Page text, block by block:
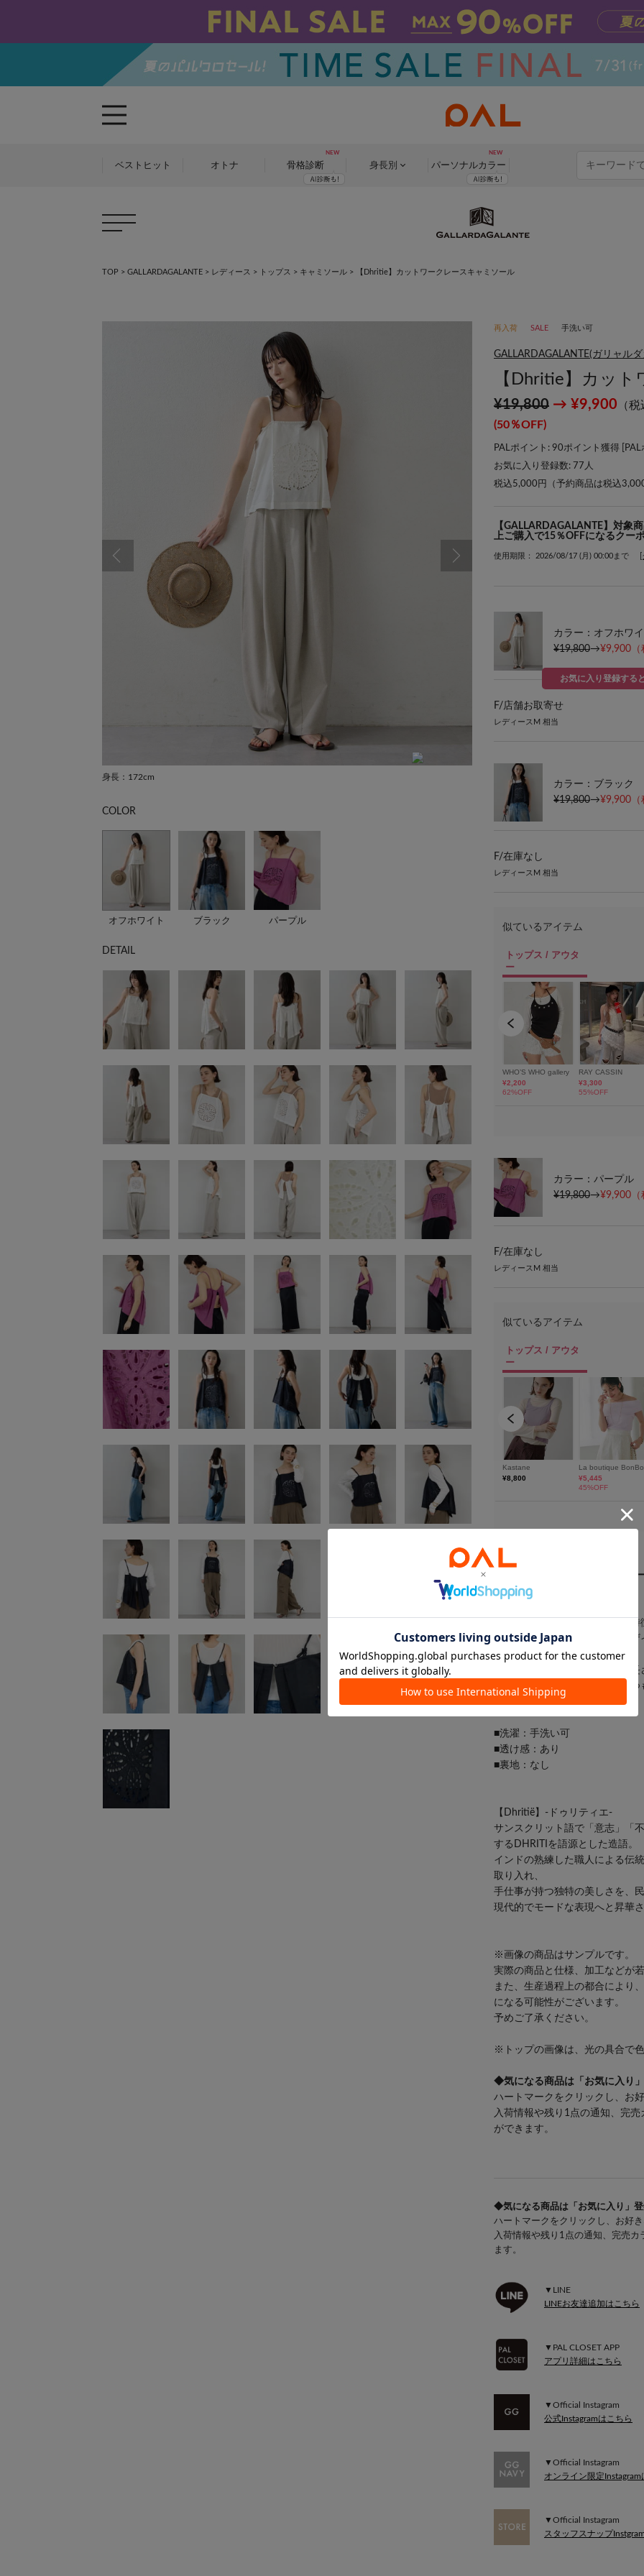
ベストヒット オトナ 骨格診断 身長別 パーソナルカラー
TOP > GALLARDAGALANTE > レディース > トップス > キャミソール > 【Dhritie】カットワークレースキャミソール
身長：172cm 身長：172cm
COLOR
オフホワイト ブラック パープル
DETAIL
再入荷 SALE 手洗い可
GALLARDAGALANTE(ガリャル
【Dhritie】カッ
¥19,800 → ¥9,900 （
(50％OFF)
PALポイント: 90ポイント獲得 [
お気に入り登録数: 77 人
税込5,000円（予約商品は税込
【GALLARDAGALANTE】対象
上ご購入で15％OFFになるクー
使用期限： 2026/08/17 (月) 00:00まで
カラー：オフホワ
¥19,800→¥9,900
F/店舗お取寄せ
レディースM 相当
お気に入り登録する
カラー：ブラック
¥19,800→¥9,900
F/在庫なし
レディースM 相当
カラー：パープル
¥19,800→¥9,900
F/在庫なし
レディースM 相当
一枚で映える、レースキャミソ
●大胆に施されたレース刺繍が
●包み込むようなゆとりあるデ
現。
●肩ひもは、コーデに合わせて
●ナチュラリーな雰囲気で、い
■洗濯：手洗い可
■透け感：あり
■裏地：なし
【Dhritië】-ドゥリティエ-
サンスクリット語で「意志」「
するDHRITIを語源とした造語。
インドの熟練した職人による伝
取り入れ、
手仕事が持つ独特の美しさを、
現代的でモードな表現へと昇華
※画像の商品はサンプルです。
実際の商品と仕様、加工などが
また、生産過程上の都合により
になる可能性がございます。
予めご了承ください。
※トップの画像は、光の具合で
◆気になる商品は「お気に入り
ハートマークをクリックし、お
入荷情報や残り1点の通知、完
ができます。
◆気になる商品は「お気に入り」
ハートマークをクリックし、お好
入荷情報や残り1点の通知、完売
ます。
▼LINE
LINEお友達追加はこちら
▼PAL CLOSET APP
アプリ詳細はこちら
▼Official Instagram
公式Instagramはこちら
▼Official Instagram
オンライン限定Instagram
▼Official Instagram
スタッフスナップ